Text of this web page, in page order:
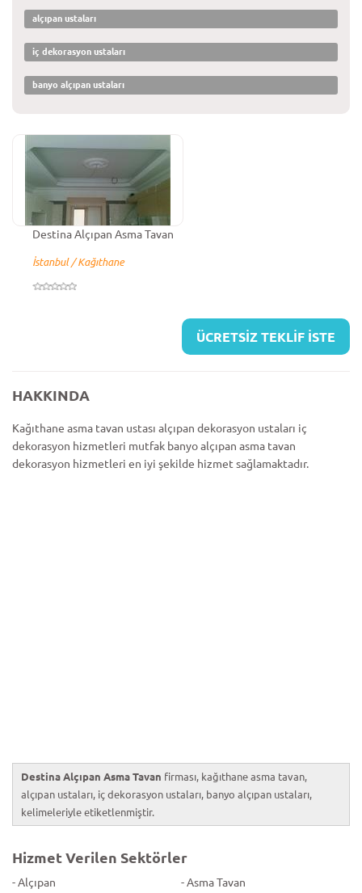
alçıpan ustaları
iç dekorasyon ustaları
banyo alçıpan ustaları
Destina Alçıpan Asma Tavan
İstanbul / Kağıthane
ÜCRETSİZ TEKLİF İSTE
HAKKINDA
Kağıthane asma tavan ustası alçıpan dekorasyon ustaları iç
dekorasyon hizmetleri mutfak banyo alçıpan asma tavan
dekorasyon hizmetleri en iyi şekilde hizmet sağlamaktadır.
Destina Alçıpan Asma Tavan firması, kağıthane asma tavan,
alçıpan ustaları, iç dekorasyon ustaları, banyo alçıpan ustaları,
kelimeleriyle etiketlenmiştir.
Hizmet Verilen Sektörler
- Alçıpan
- Asma Tavan